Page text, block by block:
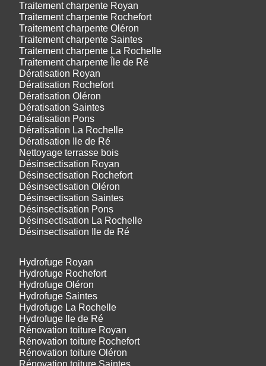
Traitement charpente Royan
Traitement charpente Rochefort
Traitement charpente Oléron
Traitement charpente Saintes
Traitement charpente La Rochelle
Traitement charpente Île de Ré
Dératisation Royan
Dératisation Rochefort
Dératisation Oléron
Dératisation Saintes
Dératisation Pons
Dératisation La Rochelle
Dératisation Ile de Ré
Nettoyage terrasse bois
Désinsectisation Royan
Désinsectisation Rochefort
Désinsectisation Oléron
Désinsectisation Saintes
Désinsectisation Pons
Désinsectisation La Rochelle
Désinsectisation Ile de Ré
Hydrofuge Royan
Hydrofuge Rochefort
Hydrofuge Oléron
Hydrofuge Saintes
Hydrofuge La Rochelle
Hydrofuge Ile de Ré
Rénovation toiture Royan
Rénovation toiture Rochefort
Rénovation toiture Oléron